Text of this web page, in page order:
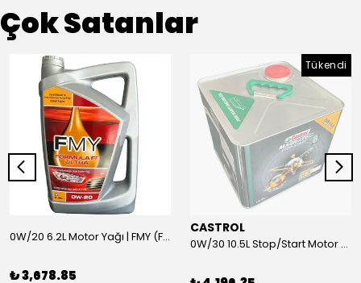
Çok Satanlar
0W/20 6.2L Motor Yağı | FMY (Ford Motor Yağları)
₺ 3,678.85
Tükendi
CASTROL
0W/30 10.5L Stop/Start Motor Yağı | CASTROL